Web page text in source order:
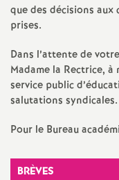
que des décisions
prises.
Dans l’attente de
Madame la Rectrice,
service public
salutations syndicales.
Pour le Bureau
BRÈVES